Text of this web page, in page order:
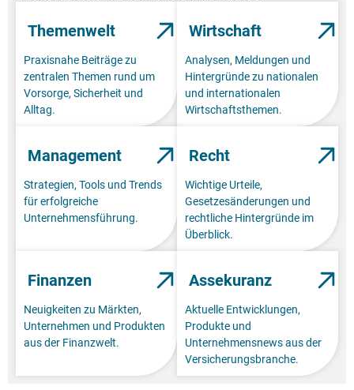
Themenwelt
Praxisnahe Beiträge zu
zentralen Themen rund um
Vorsorge, Sicherheit und
Alltag.
Wirtschaft
Analysen, Meldungen und
Hintergründe zu nationalen
und internationalen
Wirtschaftsthemen.
Management
Strategien, Tools und Trends
für erfolgreiche
Unternehmensführung.
Recht
Wichtige Urteile,
Gesetzesänderungen und
rechtliche Hintergründe im
Überblick.
Finanzen
Neuigkeiten zu Märkten,
Unternehmen und Produkten
aus der Finanzwelt.
Assekuranz
Aktuelle Entwicklungen,
Produkte und
Unternehmensnews aus der
Versicherungsbranche.